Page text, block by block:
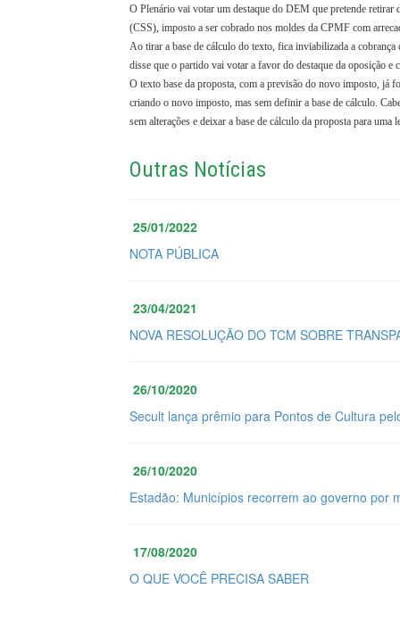
O Plenário vai votar um destaque do DEM que pretende retirar
(CSS), imposto a ser cobrado nos moldes da CPMF com
Ao tirar a base de cálculo do texto, fica inviabilizada a
disse que o partido vai votar a favor do destaque da oposição e
O texto base da proposta, com a previsão do novo imposto, já
criando o novo imposto, mas sem definir a base de cálculo.
sem alterações e deixar a base de cálculo da proposta para uma
Outras Notícias
25/01/2022
NOTA PÚBLICA
23/04/2021
NOVA RESOLUÇÃO DO TCM SOBRE
26/10/2020
Secult lança prêmio para Pontos de Cultura
26/10/2020
Estadão: Municípios recorrem ao governo por
17/08/2020
O QUE VOCÊ PRECISA SABER